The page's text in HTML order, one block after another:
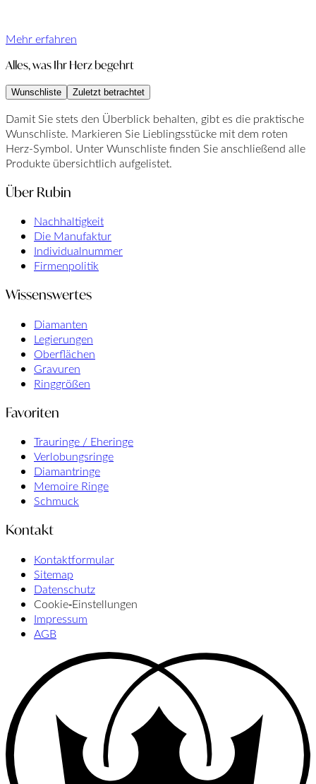
Mehr erfahren
Alles, was Ihr Herz begehrt
Wunschliste Zuletzt betrachtet
Damit Sie stets den Überblick behalten, gibt es die praktische
Wunschliste. Markieren Sie Lieblingsstücke mit dem roten
Herz-Symbol. Unter Wunschliste finden Sie anschließend alle
Produkte übersichtlich aufgelistet.
Über Rubin
Nachhaltigkeit
Die Manufaktur
Individualnummer
Firmenpolitik
Wissenswertes
Diamanten
Legierungen
Oberflächen
Gravuren
Ringgrößen
Favoriten
Trauringe / Eheringe
Verlobungsringe
Diamantringe
Memoire Ringe
Schmuck
Kontakt
Kontaktformular
Sitemap
Datenschutz
Cookie‑Einstellungen
Impressum
AGB